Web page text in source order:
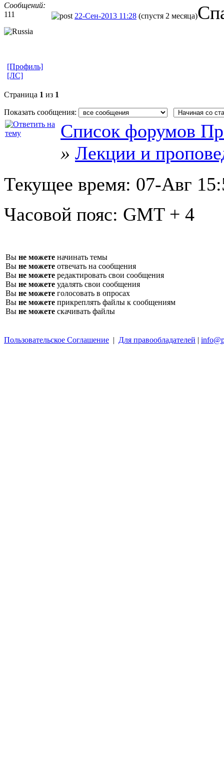
Сообщений:
111
22-Сен-2013 11:28 (спустя 2 месяца)
[Профиль]
[ЛС]
Страница 1 из 1
Показать сообщения:
Список форумов
» Лекции и
Текущее время: 07-Авг
Часовой пояс: GMT + 4
Вы не можете начинать темы
Вы не можете отвечать на сообщения
Вы не можете редактировать свои сообщения
Вы не можете удалять свои сообщения
Вы не можете голосовать в опросах
Вы не можете прикреплять файлы к сообщениям
Вы не можете скачивать файлы
Пользовательское Соглашение | Для правообладателей |